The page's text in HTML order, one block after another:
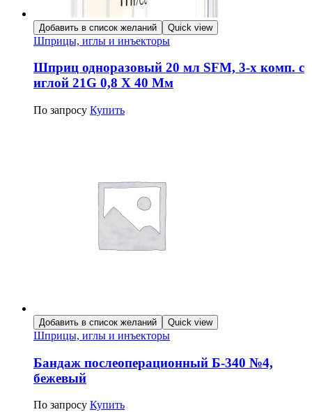
Добавить в список желаний Quick view
Шприцы, иглы и инъекторы
Шприц одноразовый 20 мл SFM, 3-х комп. с
иглой 21G 0,8 Х 40 Мм
По запросу Купить
Добавить в список желаний Quick view
Шприцы, иглы и инъекторы
Бандаж послеоперационный Б-340 №4,
бежевый
По запросу Купить